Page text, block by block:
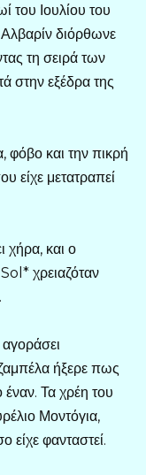
του Ιουλίου του
διόρθωνε
τη σειρά των
στην εξέδρα της
φόβο και την πικρή
είχε μετατραπεί
χήρα, και ο
χρειαζόταν
αγοράσει
ήξερε πως
έναν. Τα χρέη του
Μοντόγια,
είχε φανταστεί.